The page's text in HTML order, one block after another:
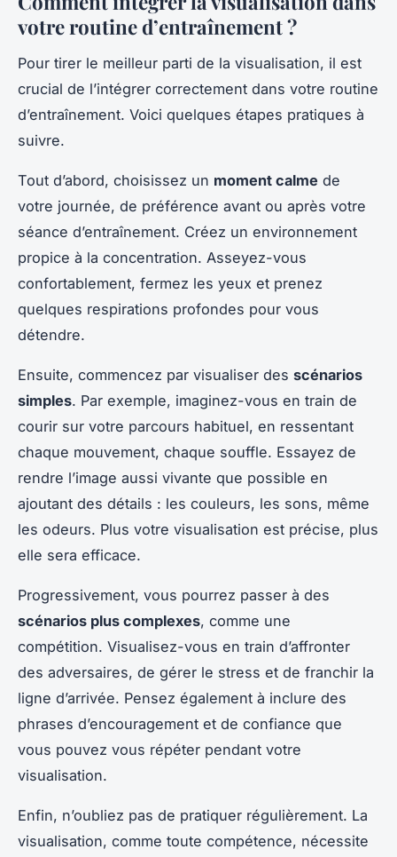
votre routine d’entraînement ?
Pour tirer le meilleur parti de la visualisation, il est
crucial de l’intégrer correctement dans votre routine
d’entraînement. Voici quelques étapes pratiques à
suivre.
Tout d’abord, choisissez un moment calme de
votre journée, de préférence avant ou après votre
séance d’entraînement. Créez un environnement
propice à la concentration. Asseyez-vous
confortablement, fermez les yeux et prenez
quelques respirations profondes pour vous
détendre.
Ensuite, commencez par visualiser des scénarios
simples. Par exemple, imaginez-vous en train de
courir sur votre parcours habituel, en ressentant
chaque mouvement, chaque souffle. Essayez de
rendre l’image aussi vivante que possible en
ajoutant des détails : les couleurs, les sons, même
les odeurs. Plus votre visualisation est précise, plus
elle sera efficace.
Progressivement, vous pourrez passer à des
scénarios plus complexes, comme une
compétition. Visualisez-vous en train d’affronter
des adversaires, de gérer le stress et de franchir la
ligne d’arrivée. Pensez également à inclure des
phrases d’encouragement et de confiance que
vous pouvez vous répéter pendant votre
visualisation.
Enfin, n’oubliez pas de pratiquer régulièrement. La
visualisation, comme toute compétence, nécessite